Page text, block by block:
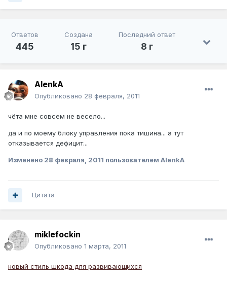
Ответов
445
Создана
15 г
Последний ответ
8 г
AlenkA
Опубликовано 28 февраля, 2011
чёта мне совсем не весело...
да и по моему блоку управления пока тишина... а тут
отказывается дефицит...
Изменено 28 февраля, 2011 пользователем AlenkA
Цитата
miklefockin
Опубликовано 1 марта, 2011
новый стиль шкода для развивающихся